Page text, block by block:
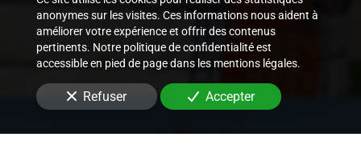
anonymes sur les visites. Ces informations nous aident à
améliorer votre expérience et offrir des contenus
pertinents. Notre politique de confidentialité est
accessible en pied de page dans les mentions légales.
Refuser Accepter